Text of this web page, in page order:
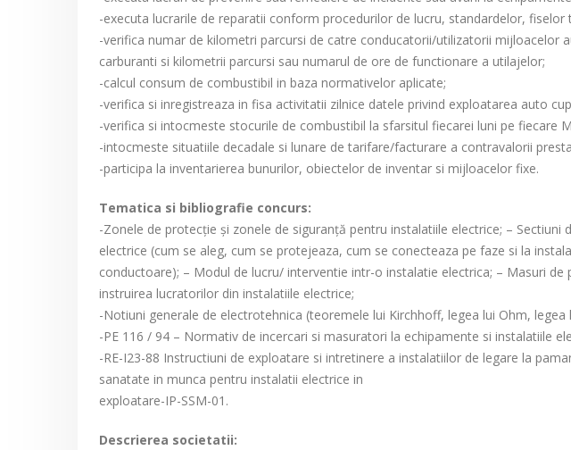
-executa lucrarile de reparatii conform procedurilor de lucru, standardelor, fiselor
-verifica numar de kilometri parcursi de catre conducatorii/utilizatorii mijloacelor
carburanti si kilometrii parcursi sau numarul de ore de functionare a utilajelor;
-calcul consum de combustibil in baza normativelor aplicate;
-verifica si inregistreaza in fisa activitatii zilnice datele privind exploatarea auto
-verifica si intocmeste stocurile de combustibil la sfarsitul fiecarei luni pe fiecare
-intocmeste situatiile decadale si lunare de tarifare/facturare a contravalorii
-participa la inventarierea bunurilor, obiectelor de inventar si mijloacelor fixe.
Tematica si bibliografie concurs:
-Zonele de protecţie şi zonele de siguranţă pentru instalatiile electrice; – Sectiuni
electrice (cum se aleg, cum se protejeaza, cum se conecteaza pe faze si la
conductoare); – Modul de lucru/ interventie intr-o instalatie electrica; – Masuri
instruirea lucratorilor din instalatiile electrice;
-Notiuni generale de electrotehnica (teoremele lui Kirchhoff, legea lui Ohm,
-PE 116 / 94 – Normativ de incercari si masuratori la echipamente si instalatiile
-RE-I23-88 Instructiuni de exploatare si intretinere a instalatiilor de legare la
sanatate in munca pentru instalatii electrice in
exploatare-IP-SSM-01.
Descrierea societatii: